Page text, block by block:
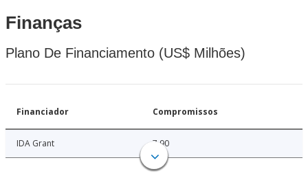
Finanças
Plano De Financiamento (US$ Milhões)
Financiador Compromissos
IDA Grant 7.90